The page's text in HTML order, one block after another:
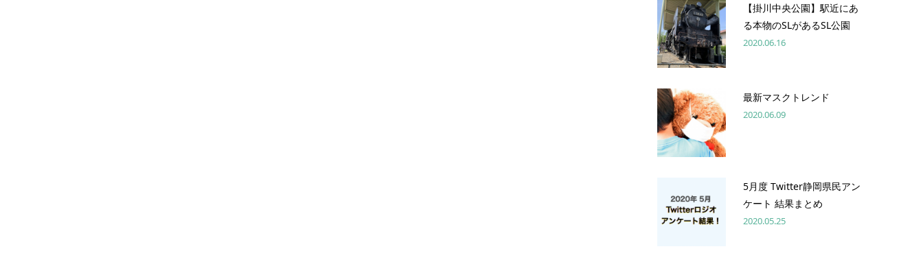
【掛川中央公園】駅近にあ
る本物のSLがあるSL公園
2020.06.16
最新マスクトレンド
2020.06.09
5月度 Twitter静岡県民アン
ケート 結果まとめ
2020.05.25